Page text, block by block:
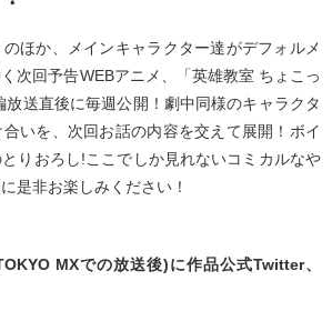
ほか、メインキャラクター達がデフォルメ
次回予告WEBアニメ、「英雄教室 ちょこっ
放送直後に毎週公開！劇中同様のキャラクタ
いを、次回お話の内容を交えて展開！ボイ
りおろし!ここでしか見れないコミカルなや
是非お楽しみください！
MXでの放送後)に作品公式Twitter、